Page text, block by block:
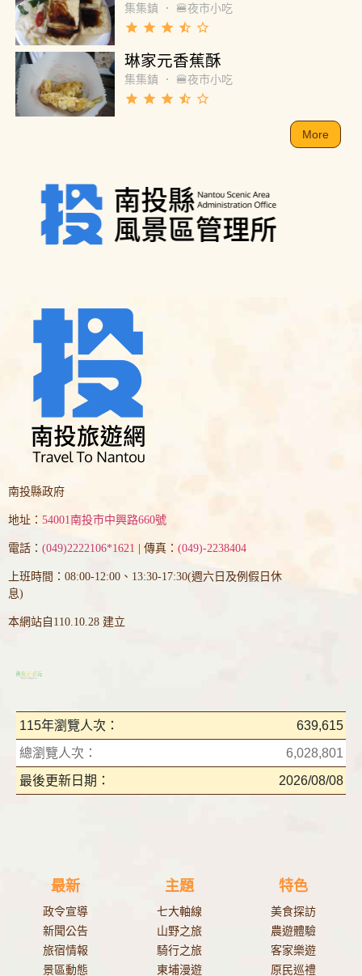
集集鎮 ． 🍔夜市小吃
grade grade grade star_half star_border
琳家元香蕉酥
集集鎮 ． 🍔夜市小吃
grade grade grade star_half star_border
More
南投縣政府
地址： 54001南投市中興路660號
電話： (049)2222106*1621 | 傳真： (049)-2238404
上班時間：08:00-12:00、13:30-17:30(週六日及例假日休
息)
本網站自110.10.28 建立
115年瀏覽人次：
639,615
總瀏覽人次：
6,028,801
最後更新日期：
2026/08/08
最新
政令宣導
新聞公告
旅宿情報
景區動態
主題
七大軸線
山野之旅
騎行之旅
東埔漫遊
特色
美食探訪
農遊體驗
客家樂遊
原民巡禮